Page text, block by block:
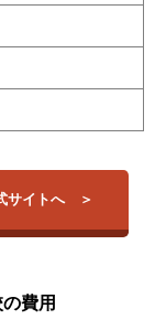
サイトへ
費用